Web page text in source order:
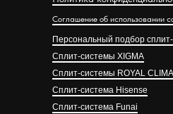
Персональный подбор
Сплит-системы XIGMA
Сплит-системы ROYAL CLIMA
Сплит-система Hisense
Сплит-система Funai
Соглашение об использовании